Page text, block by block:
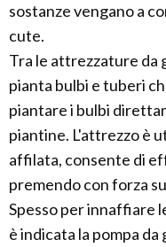
sostanze vengano a
cute.
Tra le attrezzature da
pianta bulbi e tuberi
piantare i bulbi
piantine. L'attrezzo è
affilata, consente di
premendo con forza
Spesso per innaffiare
è indicata la pompa